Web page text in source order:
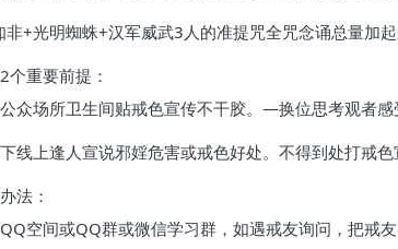
非+光明蜘蛛+汉军威武3人的准提咒全咒念诵总量加
重要前提：
众场所卫生间贴戒色宣传不干胶。—换位思考观者感
线上逢人宣说邪婬危害或戒色好处。不得到处打戒色
法：
空间或QQ群或微信学习群，如遇戒友询问，把戒